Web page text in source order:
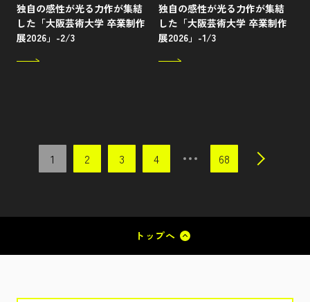
独自の感性が光る力作が集結
した「大阪芸術大学 卒業制作
展2026」-2/3
独自の感性が光る力作が集結
した「大阪芸術大学 卒業制作
展2026」-1/3
1 2 3 4 68
トップへ